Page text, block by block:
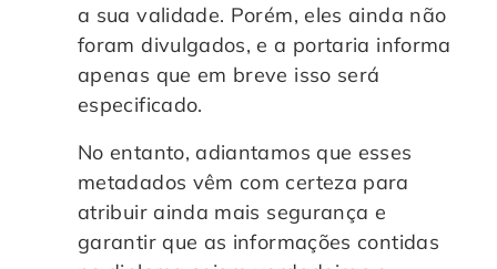
a sua validade. Porém, eles ainda não
foram divulgados, e a portaria informa
apenas que em breve isso será
especificado.
No entanto, adiantamos que esses
metadados vêm com certeza para
atribuir ainda mais segurança e
garantir que as informações contidas